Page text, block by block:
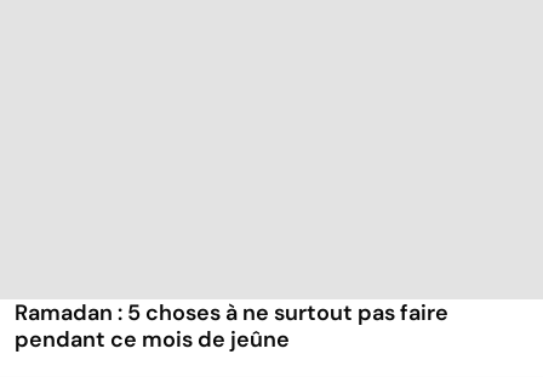
Ramadan : 5 choses à ne surtout pas faire
pendant ce mois de jeûne